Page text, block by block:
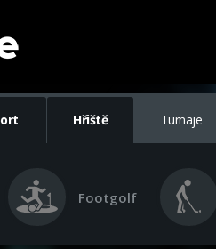
Hřiště Turnaje
Footgolf